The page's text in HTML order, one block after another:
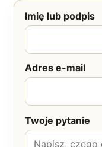
Imię lub podpis
Adres e-mail
Twoje pytanie